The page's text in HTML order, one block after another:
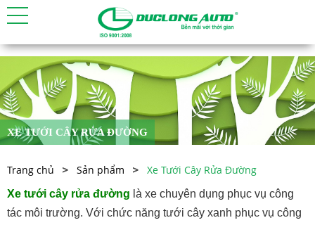
XE TƯỚI CÂY RỬA ĐƯỜNG
Trang chủ Sản phẩm Xe Tưới Cây Rửa Đường
Xe tưới cây rửa đường là xe chuyên dụng phục vụ công
tác môi trường. Với chức năng tưới cây xanh phục vụ công